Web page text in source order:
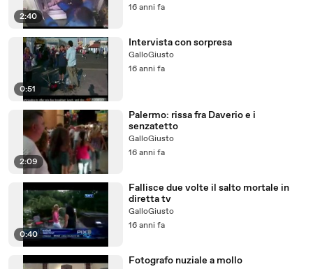
2:40
16 anni fa
0:51
Intervista con sorpresa
GalloGiusto
16 anni fa
2:09
Palermo: rissa fra Daverio e i
senzatetto
GalloGiusto
16 anni fa
0:40
Fallisce due volte il salto mortale in
diretta tv
GalloGiusto
16 anni fa
Fotografo nuziale a mollo